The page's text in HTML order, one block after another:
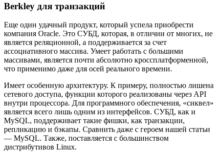
Berkley для транзакций
Еще один удачный продукт, который успела приобрести
компания Oracle. Это СУБД, которая, в отличии от многих, не
является реляционной, а поддерживается за счет
ассоциативного массива. Умеет работать с большими
массивами, является почти абсолютно кроссплатформенной,
что применимо даже для осей реального времени.
Имеет особенную архитектуру. К примеру, полностью лишена
сетевого доступа, функции которого реализованы через API
внутри процессора. Для программного обеспечения, «сиквел»
является всего лишь одним из интерфейсов. СУБД, как и
MySQL, поддерживает такие фишки, как транзакции,
репликацию и бэкапы. Сравнить даже с героем нашей статьи
— MySQL. Также, поставляется с большинством
дистрибутивов Linux.